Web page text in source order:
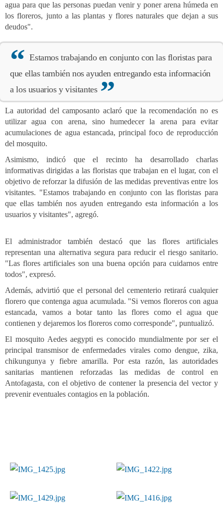
agua para que las personas puedan venir y poner arena húmeda en
los floreros, junto a las plantas y flores naturales que dejan a sus
deudos".
Estamos trabajando en conjunto con las floristas para
que ellas también nos ayuden entregando esta información
a los usuarios y visitantes
La autoridad del camposanto aclaró que la recomendación no es
utilizar agua con arena, sino humedecer la arena para evitar
acumulaciones de agua estancada, principal foco de reproducción
del mosquito.
Asimismo, indicó que el recinto ha desarrollado charlas
informativas dirigidas a las floristas que trabajan en el lugar, con el
objetivo de reforzar la difusión de las medidas preventivas entre los
visitantes. "Estamos trabajando en conjunto con las floristas para
que ellas también nos ayuden entregando esta información a los
usuarios y visitantes", agregó.
El administrador también destacó que las flores artificiales
representan una alternativa segura para reducir el riesgo sanitario.
"Las flores artificiales son una buena opción para cuidarnos entre
todos", expresó.
Además, advirtió que el personal del cementerio retirará cualquier
florero que contenga agua acumulada. "Si vemos floreros con agua
estancada, vamos a botar tanto las flores como el agua que
contienen y dejaremos los floreros como corresponde", puntualizó.
El mosquito Aedes aegypti es conocido mundialmente por ser el
principal transmisor de enfermedades virales como dengue, zika,
chikungunya y fiebre amarilla. Por esta razón, las autoridades
sanitarias mantienen reforzadas las medidas de control en
Antofagasta, con el objetivo de contener la presencia del vector y
prevenir eventuales contagios en la población.
IMG_1425.jpg IMG_1422.jpg
IMG_1429.jpg IMG_1416.jpg